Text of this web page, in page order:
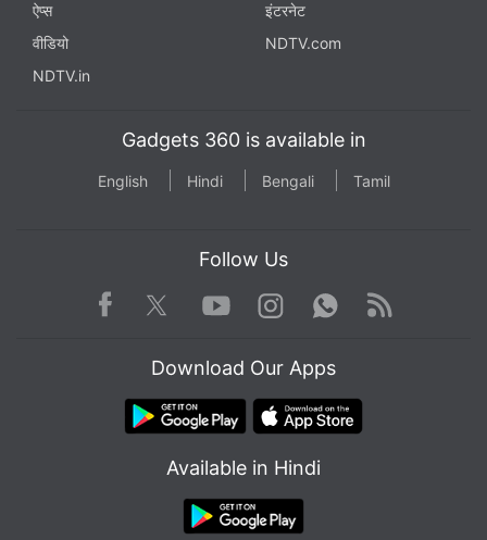
ऐप्स
इंटरनेट
वीडियो
NDTV.com
NDTV.in
Gadgets 360 is available in
English Hindi Bengali Tamil
Follow Us
Facebook TwitterYoutube
Instagram WhatsApp
Rss
Download Our Apps
Available in Hindi